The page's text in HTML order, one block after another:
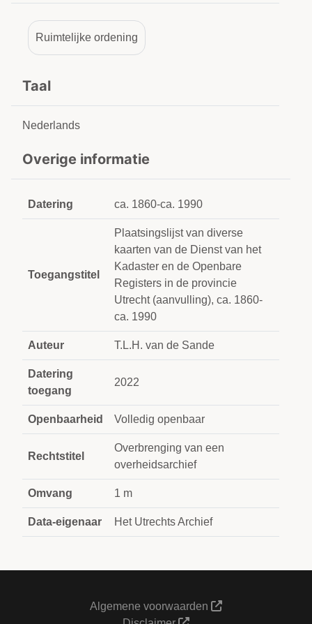
Ruimtelijke ordening
Taal
Nederlands
Overige informatie
Datering ca. 1860-ca. 1990
Toegangstitel
Plaatsingslijst van diverse
kaarten van de Dienst van het
Kadaster en de Openbare
Registers in de provincie
Utrecht (aanvulling), ca. 1860-
ca. 1990
Auteur T.L.H. van de Sande
Datering
toegang
2022
Openbaarheid Volledig openbaar
Rechtstitel
Overbrenging van een
overheidsarchief
Omvang 1 m
Data-eigenaar Het Utrechts Archief
Algemene voorwaarden